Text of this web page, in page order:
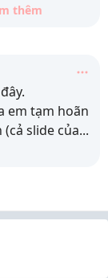
thêm
em tạm hoãn
slide của...